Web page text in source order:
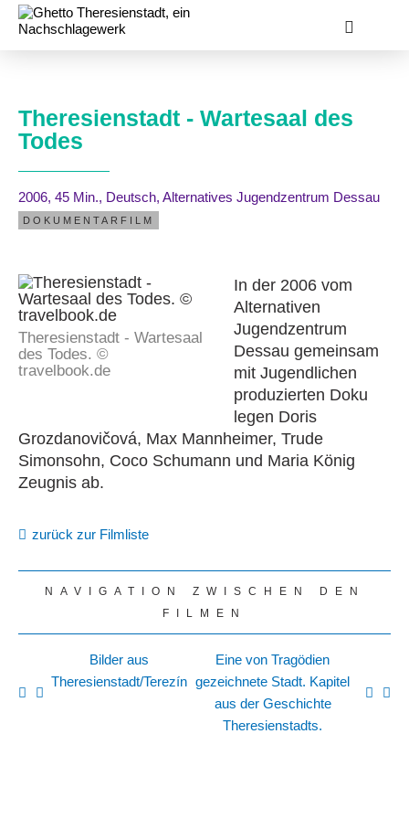
Theresienstadt - Wartesaal des
Todes
2006, 45 Min., Deutsch, Alternatives Jugendzentrum Dessau
DOKUMENTARFILM
Theresienstadt - Wartesaal
des Todes. ©
travelbook.de
In der 2006 vom
Alternativen
Jugendzentrum
Dessau gemeinsam
mit Jugendlichen
produzierten Doku
legen Doris
Grozdanovičová, Max Mannheimer, Trude
Simonsohn, Coco Schumann und Maria König
Zeugnis ab.
zurück zur Filmliste
NAVIGATION ZWISCHEN DEN
FILMEN
Bilder aus
Theresienstadt/Terezín
Eine von Tragödien
gezeichnete Stadt. Kapitel
aus der Geschichte
Theresienstadts.